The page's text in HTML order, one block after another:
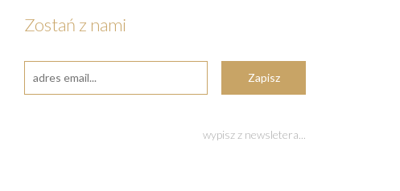
Zostań z nami
wypisz z newsletera...